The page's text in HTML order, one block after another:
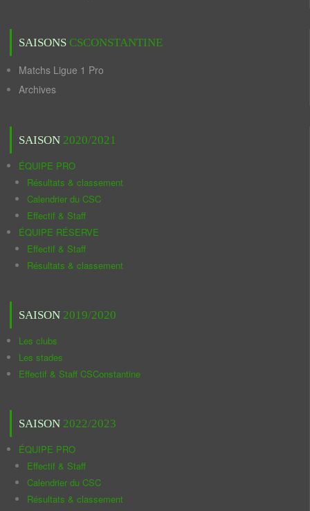
SAISONS CSCONSTANTINE
Matchs Ligue 1 Pro
Archives
SAISON 2020/2021
ÉQUIPE PRO
Résultats & classement
Calendrier du CSC
Effectif & Staff
ÉQUIPE RÉSERVE
Effectif & Staff
Résultats & classement
SAISON 2019/2020
Les clubs
Les stades
Effectif & Staff CSConstantine
SAISON 2022/2023
ÉQUIPE PRO
Effectif & Staff
Calendrier du CSC
Résultats & classement